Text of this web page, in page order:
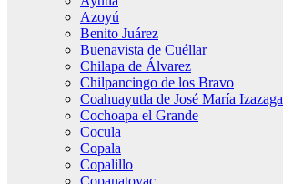
Azoyú
Benito Juárez
Buenavista de Cuéllar
Chilapa de Álvarez
Chilpancingo de los Bravo
Coahuayutla de José María Izazaga
Cochoapa el Grande
Cocula
Copala
Copalillo
Copanatoyac